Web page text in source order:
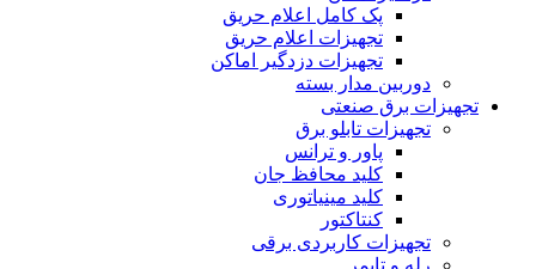
پک کامل اعلام حریق
تجهیزات اعلام حریق
تجهیزات دزدگیر اماکن
دوربین مدار بسته
تجهیزات برق صنعتی
تجهیزات تابلو برق
پاور و ترانس
کلید محافظ جان
کلید مینیاتورى
کنتاکتور
تجهیزات کاربردى برقى